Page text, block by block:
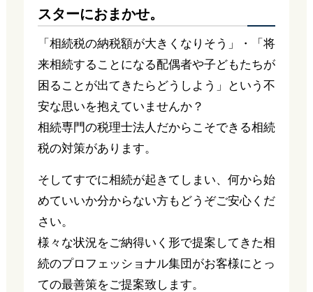
スターにおまかせ。
「相続税の納税額が大きくなりそう」・「将
来相続することになる配偶者や子どもたちが
困ることが出てきたらどうしよう」という不
安な思いを抱えていませんか？
相続専門の税理士法人だからこそできる相続
税の対策があります。
そしてすでに相続が起きてしまい、何から始
めていいか分からない方もどうぞご安心くだ
さい。
様々な状況をご納得いく形で提案してきた相
続のプロフェッショナル集団がお客様にとっ
ての最善策をご提案致します。